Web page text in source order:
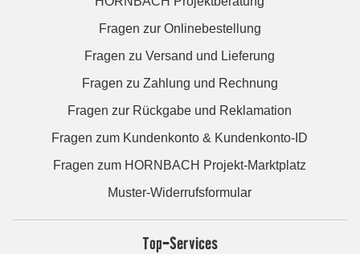
Fragen zur Onlinebestellung
Fragen zu Versand und Lieferung
Fragen zu Zahlung und Rechnung
Fragen zur Rückgabe und Reklamation
Fragen zum Kundenkonto & Kundenkonto-ID
Fragen zum HORNBACH Projekt-Marktplatz
Muster-Widerrufsformular
Top-Services